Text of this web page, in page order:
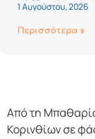
1 Αυγούστου, 2026
Περισσότερα »
Από τη
Κορινθίων σε